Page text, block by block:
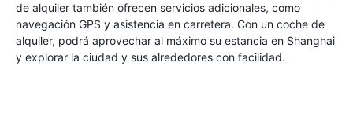
de alquiler también ofrecen servicios adicionales, como
navegación GPS y asistencia en carretera. Con un coche de
alquiler, podrá aprovechar al máximo su estancia en Shanghai
y explorar la ciudad y sus alrededores con facilidad.